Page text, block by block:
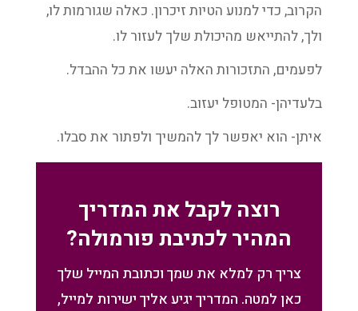
הקרוב, כדי למנוע הטיות זיכרון. כאלה שגורמות לו,
ולך, להתייאש מהיכולת שלך לעזור לו.
לפעמים, התזכורות האלה יעשו את כל ההבדל.
בלעדיהן- המטופל יעזוב.
איתן- הוא יאפשר לך להמשיך ולפתור את סבלו.
רוצה לקבל את המדריך
המהיר לכתיבת פורמולה?
צריך רק למלא את שמך וכתובת המייל שלך
כאן למטה. המדריך יגיע אליך ישירות למייל,